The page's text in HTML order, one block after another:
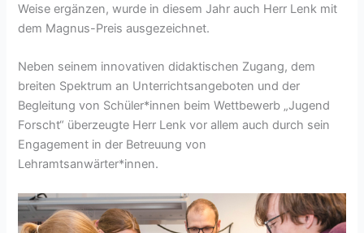
Weise ergänzen, wurde in diesem Jahr auch Herr Lenk mit
dem Magnus-Preis ausgezeichnet.
Neben seinem innovativen didaktischen Zugang, dem
breiten Spektrum an Unterrichtsangeboten und der
Begleitung von Schüler*innen beim Wettbewerb „Jugend
Forscht“ überzeugte Herr Lenk vor allem auch durch sein
Engagement in der Betreuung von
Lehramtsanwärter*innen.